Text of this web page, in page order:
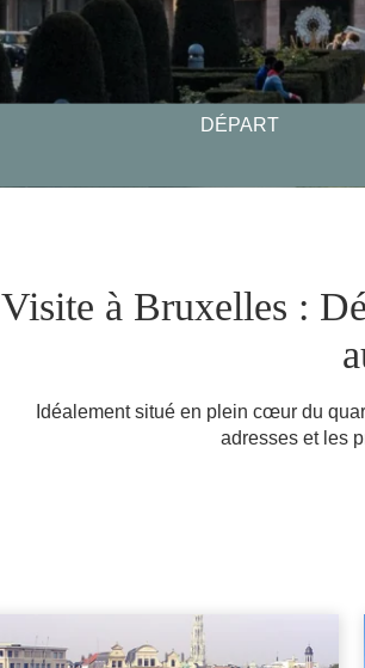
DÉPART
Visite à Bruxelles :
Idéalement situé en plein cœur du
adresses et les